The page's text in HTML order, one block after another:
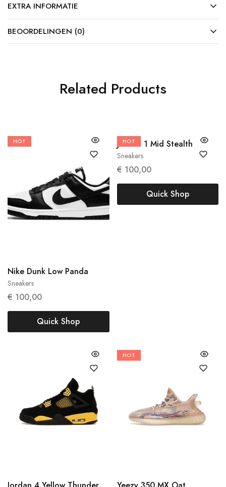
EXTRA INFORMATIE
BEOORDELINGEN (0)
Related Products
HOT
Sneakers
Nike Dunk Low Panda
€ 100,00
47
Quick Shop
HOT
Sneakers
Jordan 1 Mid Stealth
€ 100,00
38
Quick Shop
40 47.5
HOT
38 2/3 40 2/3